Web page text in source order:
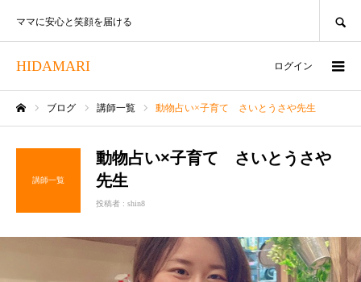
HIDAMARI
ママに安心と笑顔を届ける
ログイン
ブログ 講師一覧 動物占い×子育て さいとうさや先生
講師一覧
動物占い×子育て さいとうさや
先生
投稿者 : shin8